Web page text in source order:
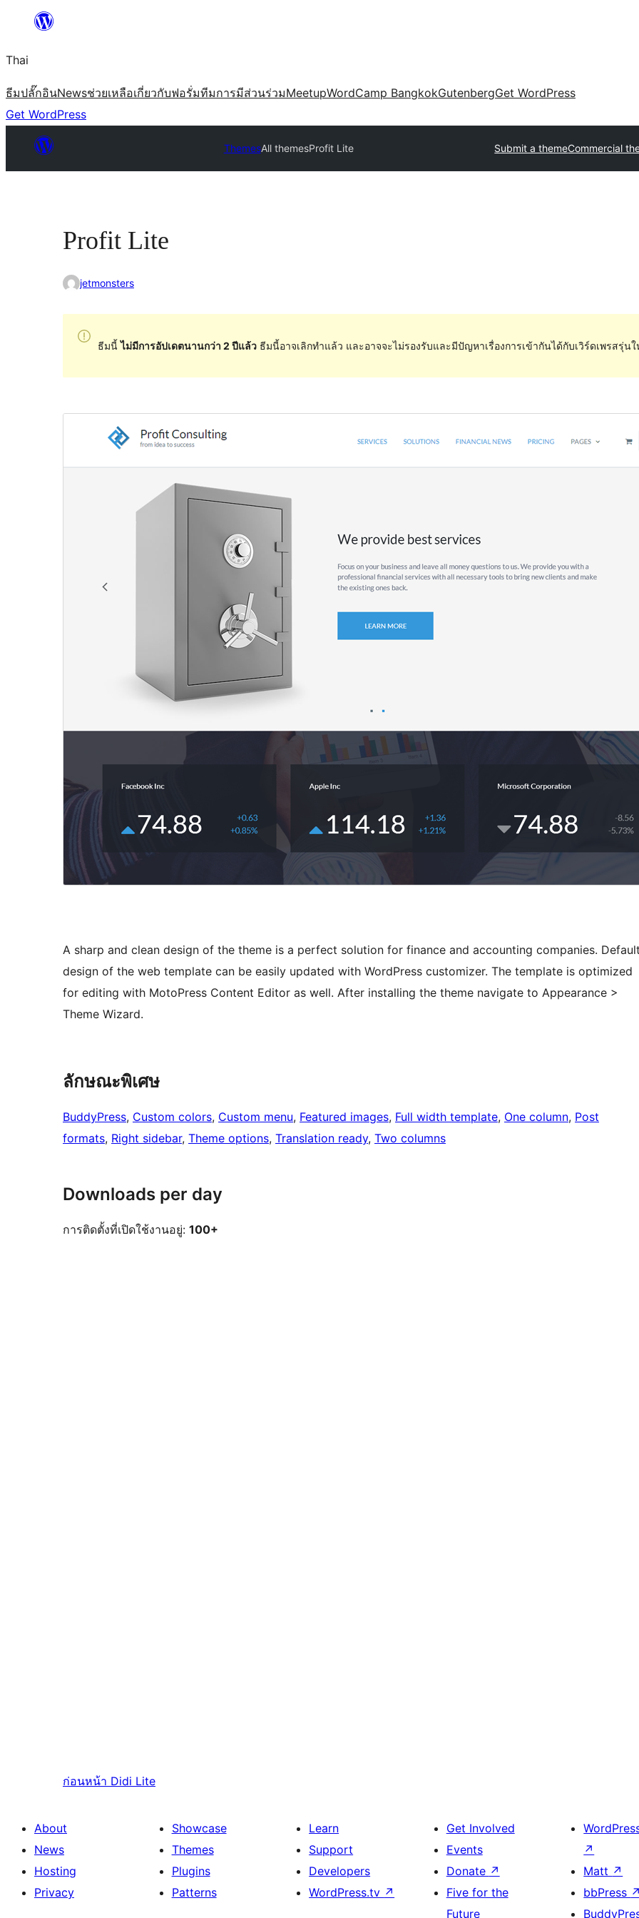
ยัง
เนื้อหา
Thai
ธีมปลั๊กอินNewsช่วยเหลือเกี่ยวกับฟอรั่มทีมการมีส่วนร่วมMeetupWordCamp BangkokGutenbergGet WordPress
Get WordPress
ThemesAll themesProfit Lite Submit a themeCommercial
Profit Lite
jetmonsters
ธีมนี้ไม่มีการอัปเดตนานกว่า 2 ปีแล้วธีมนี้อาจเลิกทำแล้ว และอาจจะไม่รองรับและมีปัญหาเรื่องการเข้ากันได้กับเวิร์ดเพรสรุ่นใ
A sharp and clean design of the theme is a perfect solution for finance and accounting companies.
design of the web template can be easily updated with WordPress customizer. The template is optimized
for editing with MotoPress Content Editor as well. After installing the theme navigate to Appearance >
Theme Wizard.
ลักษณะพิเศษ
BuddyPress, Custom colors, Custom menu, Featured images, Full width template, One column, Post
formats, Right sidebar, Theme options, Translation ready, Two columns
Downloads per day
การติดตั้งที่เปิดใช้งานอยู่: 100+
ก่อนหน้า Didi Lite
About
News
Hosting
Privacy
Showcase
Themes
Plugins
Patterns
Learn
Support
Developers
WordPress.tv ↗
Get Involved
Events
Donate ↗
Five for the
Future
↗
Matt ↗
bbPress